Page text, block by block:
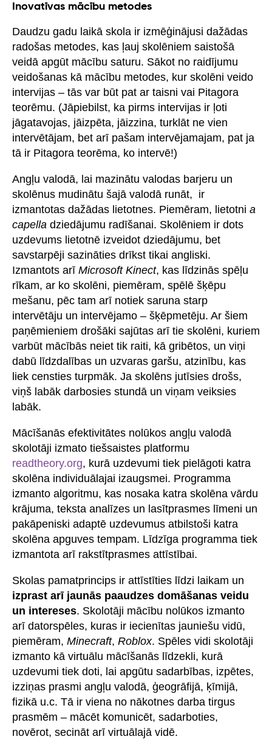
Inovatīvas mācību metodes
Daudzu gadu laikā skola ir izmēģinājusi dažādas
radošas metodes, kas ļauj skolēniem saistošā
veidā apgūt mācību saturu. Sākot no raidījumu
veidošanas kā mācību metodes, kur skolēni veido
intervijas – tās var būt pat ar taisni vai Pitagora
teorēmu. (Jāpiebilst, ka pirms intervijas ir ļoti
jāgatavojas, jāizpēta, jāizzina, turklāt ne vien
intervētājam, bet arī pašam intervējamajam, pat ja
tā ir Pitagora teorēma, ko intervē!)
Angļu valodā, lai mazinātu valodas barjeru un
skolēnus mudinātu šajā valodā runāt, ir
izmantotas dažādas lietotnes. Piemēram, lietotni a
capella dziedājumu radīšanai. Skolēniem ir dots
uzdevums lietotnē izveidot dziedājumu, bet
savstarpēji sazināties drīkst tikai angliski.
Izmantots arī Microsoft Kinect, kas līdzinās spēļu
rīkam, ar ko skolēni, piemēram, spēlē šķēpu
mešanu, pēc tam arī notiek saruna starp
intervētāju un intervējamo – šķēpmetēju. Ar šiem
paņēmieniem drošāki sajūtas arī tie skolēni, kuriem
varbūt mācībās neiet tik raiti, kā gribētos, un viņi
dabū līdzdalības un uzvaras garšu, atzinību, kas
liek censties turpmāk. Ja skolēns jutīsies drošs,
viņš labāk darbosies stundā un viņam veiksies
labāk.
Mācīšanās efektivitātes nolūkos angļu valodā
skolotāji izmato tiešsaistes platformu
readtheory.org, kurā uzdevumi tiek pielāgoti katra
skolēna individuālajai izaugsmei. Programma
izmanto algoritmu, kas nosaka katra skolēna vārdu
krājuma, teksta analīzes un lasītprasmes līmeni un
pakāpeniski adaptē uzdevumus atbilstoši katra
skolēna apguves tempam. Līdzīga programma tiek
izmantota arī rakstītprasmes attīstībai.
Skolas pamatprincips ir attīstīties līdzi laikam un
izprast arī jaunās paaudzes domāšanas veidu
un intereses. Skolotāji mācību nolūkos izmanto
arī datorspēles, kuras ir iecienītas jauniešu vidū,
piemēram, Minecraft, Roblox. Spēles vidi skolotāji
izmanto kā virtuālu mācīšanās līdzekli, kurā
uzdevumi tiek doti, lai apgūtu sadarbības, izpētes,
izziņas prasmi angļu valodā, ģeogrāfijā, ķīmijā,
fizikā u.c. Tā ir viena no nākotnes darba tirgus
prasmēm – mācēt komunicēt, sadarboties,
novērot, secināt arī virtuālajā vidē.